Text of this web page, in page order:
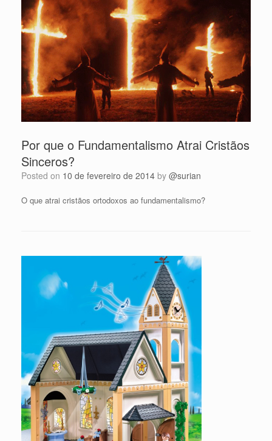
Por que o Fundamentalismo Atrai Cristãos
Sinceros?
Posted on 10 de fevereiro de 2014 by @surian
O que atrai cristãos ortodoxos ao fundamentalismo?